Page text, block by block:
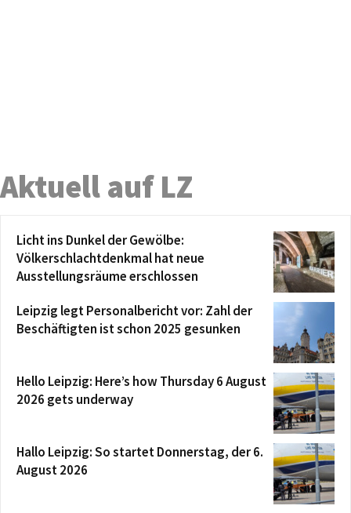
Aktuell auf LZ
Licht ins Dunkel der Gewölbe:
Völkerschlachtdenkmal hat neue
Ausstellungsräume erschlossen
Leipzig legt Personalbericht vor: Zahl der
Beschäftigten ist schon 2025 gesunken
Hello Leipzig: Here’s how Thursday 6 August
2026 gets underway
Hallo Leipzig: So startet Donnerstag, der 6.
August 2026